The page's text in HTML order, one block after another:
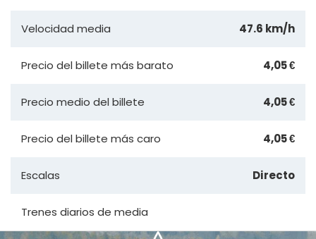
Velocidad media 47.6 km/h
Precio del billete más barato 4,05 €
Precio medio del billete 4,05 €
Precio del billete más caro 4,05 €
Escalas Directo
Trenes diarios de media